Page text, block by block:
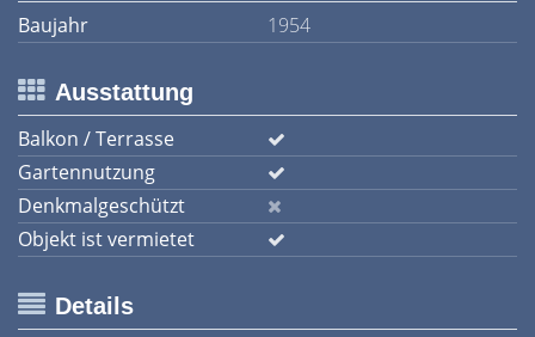
Baujahr
1954
Ausstattung
Balkon / Terrasse
Gartennutzung
Denkmalgeschützt
Objekt ist vermietet
Details